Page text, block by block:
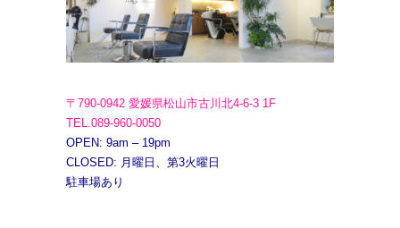
〒790-0942 愛媛県松山市古川北4-6-3 1F
TEL.089-960-0050
OPEN: 9am – 19pm
CLOSED: 月曜日、第3火曜日
駐車場あり